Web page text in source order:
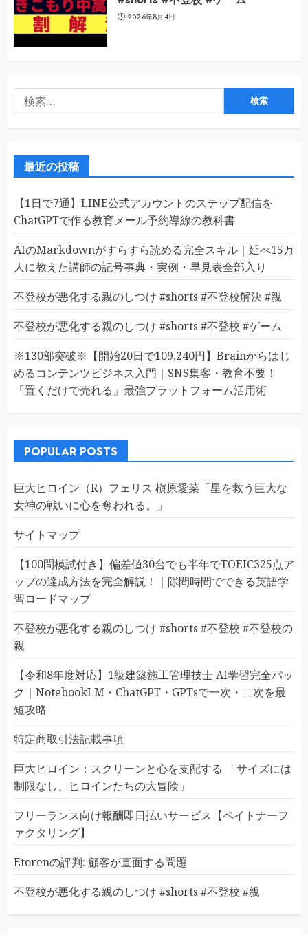
2026年8月4日
索:
最近の投稿
【1日で7通】LINE公式アカウントのステップ配信を
ChatGPTで作る教育メール予約導線の教科書
AIのMarkdownがすらすら読める完全スキル｜延べ15万
人に教えた講師の記号事典・実例・早見表全部入り
不登校が悪化する親のしつけ #shorts #不登校解決 #親
不登校が悪化する親のしつけ #shorts #不登校 #ゲーム
※130部突破※【開始20日で109,240円】Brainからはじ
めるコンテンツビジネス入門｜SNS集客・教育不要！
「置くだけで売れる」最強プラットフォーム活用術
POPULAR POSTS
巨大ヒロイン（R）フェリス 槇原愛菜「星を救う巨大な
女神の戦いに心を奪われる。」
サイトマップ
【100問模試付き】偏差値30台でも半年でTOEIC325点ア
ップの達成方法を完全解説！｜隙間時間でできる英語学
習ロードマップ
不登校が悪化する親のしつけ #shorts #不登校 #不登校の
親
【令和8年度対応】1級建築施工管理技士 AI学習完全パッ
ク｜NotebookLM・ChatGPT・GPTsで一次・二次を最
短攻略
特定商取引法記載事項
巨大ヒロイン：スクリーンと心を支配する 「サイズには
制限なし、ヒロインたちの大冒険」
フリーランス向け報酬即日払いサービス【ペイトナーフ
ァクタリング】
Etorenの評判: 顧客が直面する問題
不登校が悪化する親のしつけ #shorts #不登校 #親